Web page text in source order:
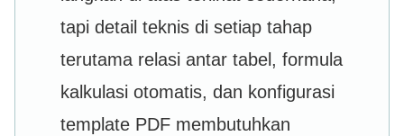
tapi detail teknis di setiap tahap
terutama relasi antar tabel, formula
kalkulasi otomatis, dan konfigurasi
template PDF membutuhkan